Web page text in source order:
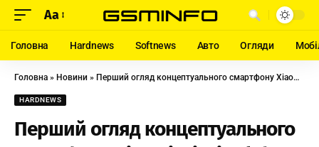
Aa
Головна Hardnews Softnews Авто Огляди
Головна » Новини » Перший огляд концептуального смартфону Xiaomi Mi Mix Alpha
HARDNEWS
Перший огляд концептуального